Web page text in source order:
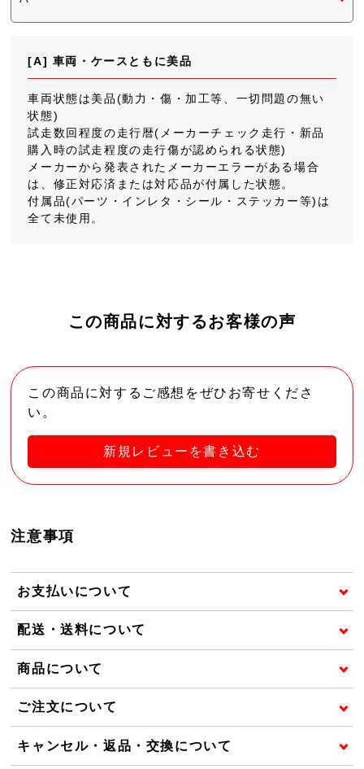
[A] 車両・ケースともに美品
車両状態は美品(動力・傷・加工等、一切問題の無い
状態)
試走数回程度の走行暦(メーカーチェック走行・新品
購入時の試走程度の走行傷が認められる状態)
メーカーから発表されたメーカーエラーがある場合
は、修正対応済または対応品が付属した状態。
付属品(パーツ・インレタ・シール・ステッカー等)は
全て未使用。
この商品に対するお客様の声
この商品に対するご感想をぜひお寄せくださ
い。
新規レビューを書き込む
注意事項
お支払いについて
配送・送料について
商品について
ご注文について
キャンセル・返品・交換について